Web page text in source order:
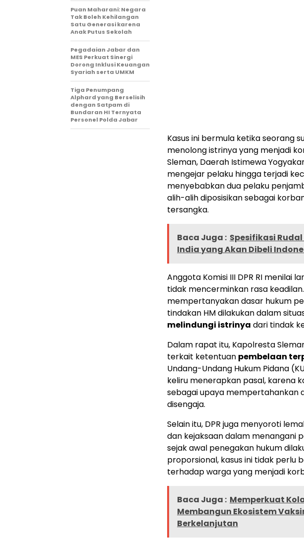
Kasus ini bermula ketika seorang
menolong istrinya yang menjadi
Sleman, Daerah Istimewa
mengejar pelaku hingga terjadi
menyebabkan dua pelaku
alih-alih diposisikan sebagai
tersangka.
Baca Juga : Spesifikasi
India yang Akan Dibeli
Anggota Komisi III DPR RI menilai
tidak mencerminkan rasa
mempertanyakan dasar hukum
tindakan HM dilakukan dalam
melindungi istrinya dari tindak
Dalam rapat itu, Kapolresta
terkait ketentuan pembelaan
Undang-Undang Hukum Pidana
keliru menerapkan pasal, karena
sebagai upaya mempertahankan
disengaja.
Selain itu, DPR juga menyoroti
dan kejaksaan dalam menangani
sejak awal penegakan hukum
proporsional, kasus ini tidak perlu
terhadap warga yang menjadi
Baca Juga : Memperkuat
Membangun Ekosistem
Berkelanjutan
Puan Maharani: Negara
Tak Boleh Kehilangan
Satu Generasi karena
Anak Putus Sekolah
Pegadaian Jabar dan
MES Perkuat Sinergi
Dorong Inklusi Keuangan
Syariah serta UMKM
Tiga Penumpang
Alphard yang Berselisih
dengan Satpam di
Bundaran HI Ternyata
Personel Polda Jabar